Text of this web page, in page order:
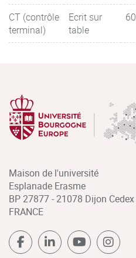
CT (contrôle
terminal)
Ecrit sur
table
60
Maison de l'université
Esplanade Erasme
BP 27877 - 21078 Dijon Cedex
FRANCE